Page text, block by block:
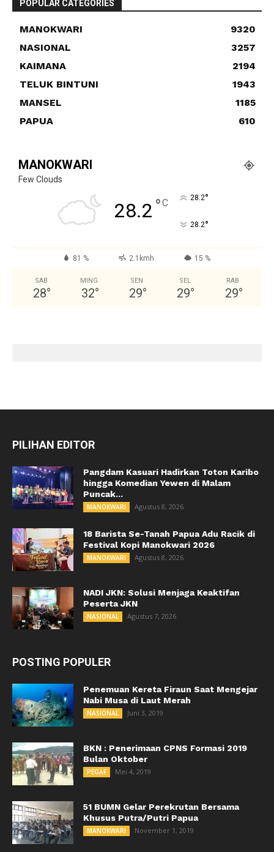
POPULAR CATEGORIES
MANOKWARI
9320
NASIONAL
3257
KAIMANA
2194
TELUK BINTUNI
1943
MANSEL
1185
PAPUA
610
MANOKWARI
Few Clouds
28.2 °C 28.2°
28.2°
81 % 2.1kmh 15 %
SAB
28°
MING
32°
SEN
29°
SEL
29°
RAB
29°
PILIHAN EDITOR
Pangdam Kasuari Hadirkan Toton Karibo
hingga Komedian Yewen di Malam
Puncak...
MANOKWARI Agustus 8, 2026
18 Barista Se-Tanah Papua Adu Racik di
Festival Kopi Manokwari 2026
MANOKWARI Agustus 8, 2026
NADI JKN: Solusi Menjaga Keaktifan
Peserta JKN
NASIONAL Agustus 7, 2026
POSTING POPULER
Penemuan Kereta Firaun Saat Mengejar
Nabi Musa di Laut Merah
NASIONAL Juni 3, 2019
BKN : Penerimaan CPNS Formasi 2019
Bulan Oktober
PEGAF Mei 4, 2019
51 BUMN Gelar Perekrutan Bersama
Khusus Putra/Putri Papua
MANOKWARI November 1, 2019